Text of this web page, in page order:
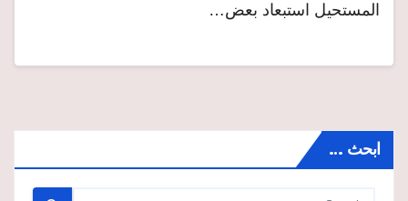
المستحيل استبعاد بعض…
ابحث …